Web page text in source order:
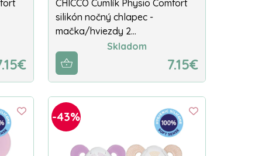
CHICCO Cumlík Physio Comfort
silikón nočný chlapec -
mačka/hviezdy 2…
Skladom
7.15€
-43%